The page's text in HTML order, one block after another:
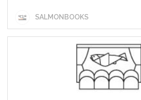
SALMONBOOKS